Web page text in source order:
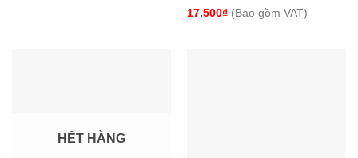
17.500₫(Bao gồm VAT)
HẾT HÀNG